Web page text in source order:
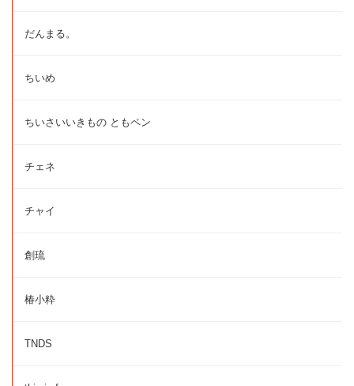
だんまる。
ちいめ
ちいさいいきもの ともペン
チェネ
チャイ
創琉
椿小粋
TNDS